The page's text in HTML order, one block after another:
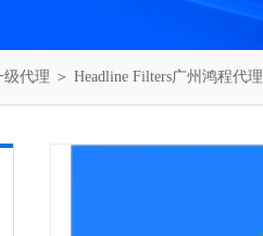
级代理 ＞ Headline Filters广州鸿程代理